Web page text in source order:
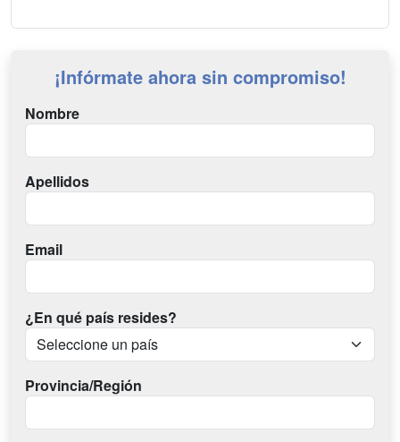
¡Infórmate ahora sin compromiso!
Nombre
Apellidos
Email
¿En qué país resides?
Provincia/Región